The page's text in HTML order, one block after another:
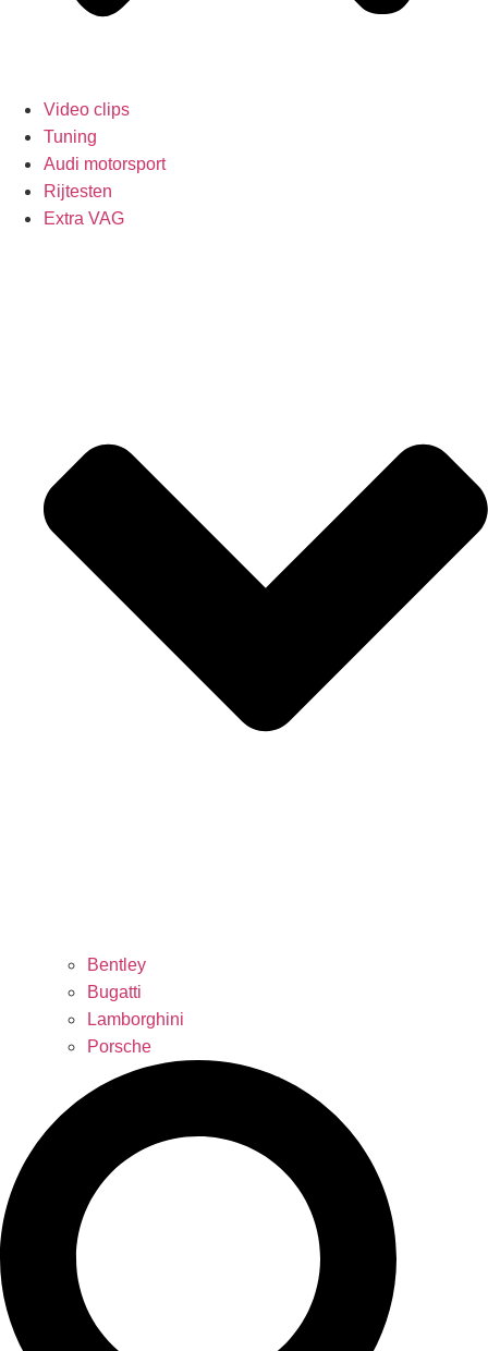
Video clips
Tuning
Audi motorsport
Rijtesten
Extra VAG
Bentley
Bugatti
Lamborghini
Porsche